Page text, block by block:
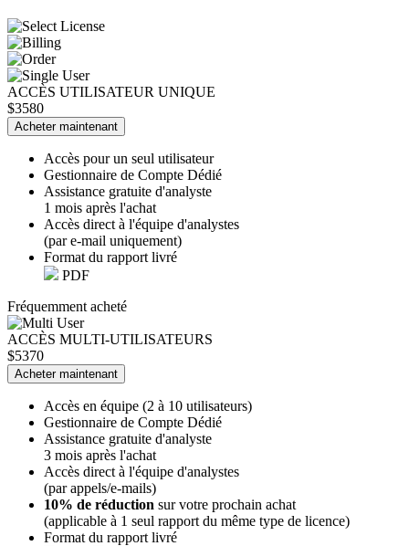
ACCÈS UTILISATEUR UNIQUE
$3580
Acheter maintenant
Accès pour un seul utilisateur
Gestionnaire de Compte Dédié
Assistance gratuite d'analyste
1 mois après l'achat
Accès direct à l'équipe d'analystes
(par e-mail uniquement)
Format du rapport livré
PDF
Fréquemment acheté
ACCÈS MULTI-UTILISATEURS
$5370
Acheter maintenant
Accès en équipe (2 à 10 utilisateurs)
Gestionnaire de Compte Dédié
Assistance gratuite d'analyste
3 mois après l'achat
Accès direct à l'équipe d'analystes
(par appels/e-mails)
10% de réduction sur votre prochain achat
(applicable à 1 seul rapport du même type de licence)
Format du rapport livré